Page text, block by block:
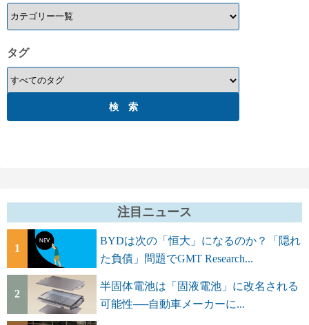
り
タグ
注目ニュース
1
BYDは次の「恒大」になるのか？「隠れ
た負債」問題でGMT Research...
2
半固体電池は「固液電池」に改名される
可能性──自動車メーカーに...